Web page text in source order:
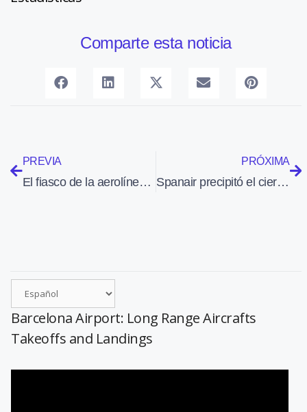
Comparte esta noticia
PREVIA
El fiasco de la aerolínea catalana
PRÓXIMA
Spanair precipitó el cierre porque no tenía dinero ni para combustible
Barcelona Airport: Long Range Aircrafts
Takeoffs and Landings